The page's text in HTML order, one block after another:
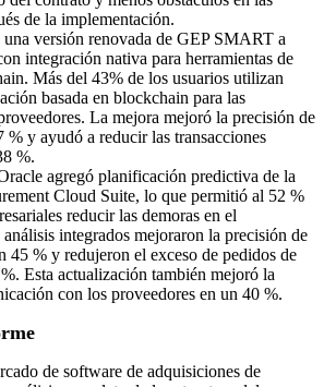
de la implementación.
una versión renovada de GEP SMART a
integración nativa para herramientas de
Más del 43% de los usuarios utilizan
basada en blockchain para las
La mejora mejoró la precisión de
% y ayudó a reducir las transacciones
%.
agregó planificación predictiva de la
Cloud Suite, lo que permitió al 52 %
reducir las demoras en el
integrados mejoraron la precisión de
45 % y redujeron el exceso de pedidos de
Esta actualización también mejoró la
con los proveedores en un 40 %.
de software de adquisiciones de